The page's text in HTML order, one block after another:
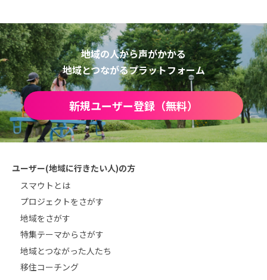
地域の人から声がかかる
地域とつながるプラットフォーム
新規ユーザー登録（無料）
ユーザー(地域に行きたい人)の方
スマウトとは
プロジェクトをさがす
地域をさがす
特集テーマからさがす
地域とつながった人たち
移住コーチング